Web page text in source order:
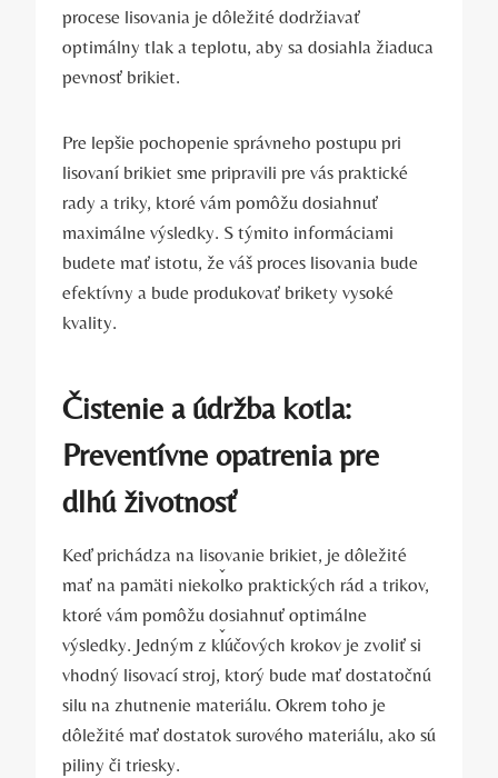
procese lisovania je ⁤dôležité dodržiavať
optimálny tlak a‌ teplotu, aby sa ⁣dosiahla žiaduca
pevnosť brikiet.
Pre lepšie pochopenie ⁤správneho postupu pri
lisovaní brikiet‍ sme pripravili pre vás⁢ praktické
rady a triky, ⁤ktoré vám pomôžu dosiahnuť
maximálne výsledky. ​S týmito ⁣informáciami
budete mať istotu, že váš proces lisovania bude
efektívny⁢ a bude produkovať⁣ brikety vysoké
kvality.
Čistenie a údržba kotla:
Preventívne ‌opatrenia pre
dlhú životnosť
Keď prichádza na lisovanie brikiet, je dôležité
mať na pamäti niekoľko praktických rád⁣ a trikov,
⁤ktoré⁤ vám pomôžu dosiahnuť optimálne
⁤výsledky. Jedným z kľúčových krokov je zvoliť si
⁤vhodný lisovací stroj, ktorý bude mať dostatočnú
silu na⁤ zhutnenie materiálu.​ Okrem toho je⁢
dôležité mať dostatok surového‍ materiálu, ako sú
piliny či triesky.